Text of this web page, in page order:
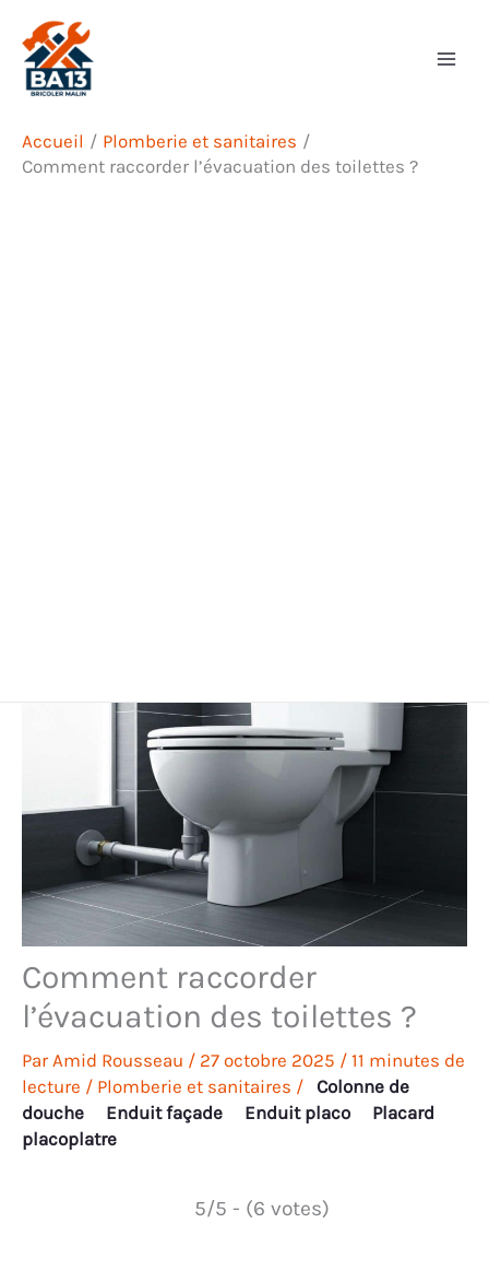
contenu
Accueil
Plomberie et sanitaires
Comment raccorder l’évacuation des toilettes ?
Comment raccorder
l’évacuation des toilettes ?
Par Amid Rousseau / 27 octobre 2025 / 11 minutes de
lecture / Plomberie et sanitaires / Colonne de
douche
Enduit façade Enduit placo
Placard
placoplatre
5/5 - (6 votes)
Rechercher